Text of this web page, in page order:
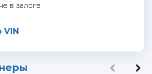
в залоге
VIN